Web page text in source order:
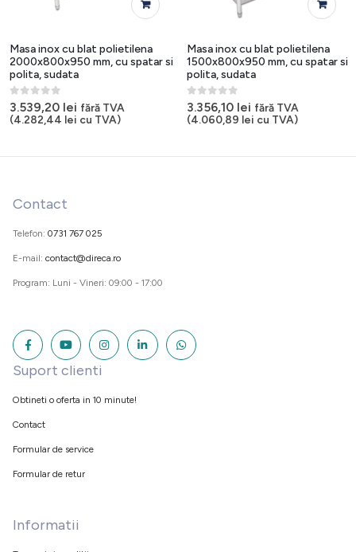
Masa inox cu blat polietilena
2000x800x950 mm, cu spatar si
polita, sudata
0out of 5
3.539,20 lei fără TVA
(4.282,44 lei cu TVA)
Masa inox cu blat polietilena
1500x800x950 mm, cu spatar si
polita, sudata
0out of 5
3.356,10 lei fără TVA
(4.060,89 lei cu TVA)
Contact
Telefon: 0731 767 025
E-mail: contact@direca.ro
Program: Luni - Vineri: 09:00 - 17:00
Suport clienti
Obtineti o oferta in 10 minute!
Contact
Formular de service
Formular de retur
Informatii